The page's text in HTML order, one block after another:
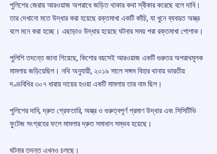
পুলিশের জেরায় আরওয়াজ অপরাধে জড়িত থাকার কথা স্বীকার করেছে বলে দাবি।
তার দেখানো মতে উদ্ধার করা হয়েছে রক্তমাখা একটি কাঁচি, যা খুনে ব্যবহৃত অস্ত্র
বলে মনে করা হচ্ছে। এছাড়াও উদ্ধার হয়েছে ঘটনার সময় পরা রক্তমাখা পোশাক।
পুলিশি তদন্তে জানা গিয়েছে, কিশোর বয়সেই আরওয়াজ একটি গুরুতর অপরাধমূলক
মামলায় জড়িয়েছিল। নথি অনুযায়ী, ২০১৯ সালে সঙ্গম বিহার থানায় ভারতীয়
দণ্ডবিধির ৩০৭ ধারায় দায়ের হওয়া একটি মামলায় তার নাম ছিল।
পুলিশের দাবি, দ্রুত গ্রেফতারি, অস্ত্র ও গুরুত্বপূর্ণ প্রমাণ উদ্ধার এবং সিসিটিভি
ফুটেজ সংগ্রহের ফলে মামলার দ্রুত সমাধান সম্ভব হয়েছে।
ঘটনার তদন্ত এখনও চলছে।